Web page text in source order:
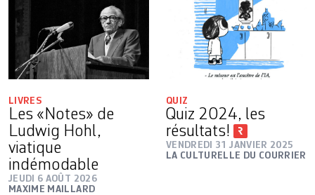
LIVRES
Les «Notes» de
Ludwig Hohl,
viatique
indémodable
JEUDI 6 AOÛT 2026
MAXIME MAILLARD
QUIZ
Quiz 2024, les
résultats!
VENDREDI 31 JANVIER 2025
LA CULTURELLE DU COURRIER